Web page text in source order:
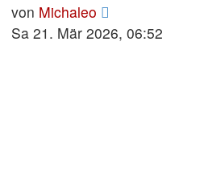
von Michaleo
Beitrag
Sa 21. Mär 2026, 06:52